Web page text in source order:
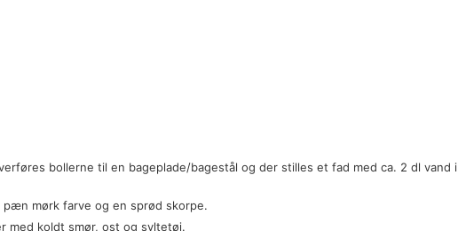
bollerne til en bageplade/bagestål og der stilles et fad med ca. 2 dl vand i
pæn mørk farve og en sprød skorpe.
med koldt smør, ost og syltetøj.